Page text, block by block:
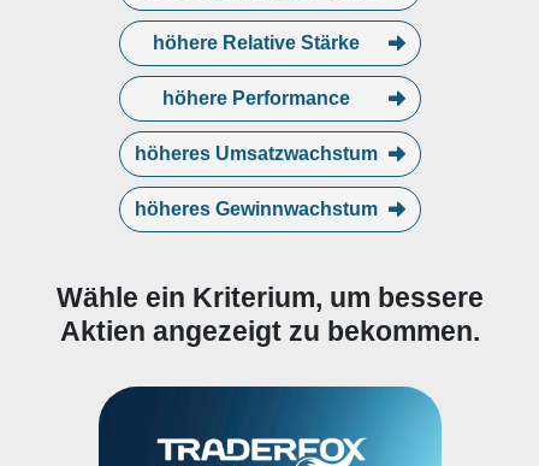
höhere Relative Stärke
höhere Performance
höheres Umsatzwachstum
höheres Gewinnwachstum
Wähle ein Kriterium, um bessere
Aktien angezeigt zu bekommen.